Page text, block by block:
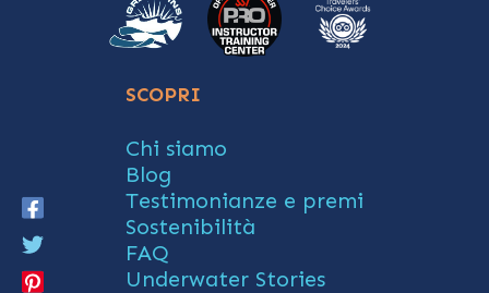
SCOPRI
Chi siamo
Blog
Testimonianze e premi
Sostenibilità
FAQ
Underwater Stories